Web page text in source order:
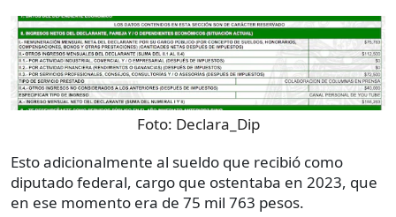
Foto: Declara_Dip
Esto adicionalmente al sueldo que recibió como
diputado federal, cargo que ostentaba en 2023, que
en ese momento era de 75 mil 763 pesos.